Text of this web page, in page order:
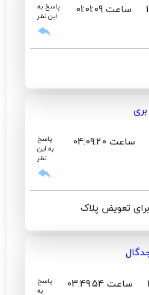
ساعت 01:01:09
پاسخ به
این نظر
ساعت 04:09:20
پاسخ
به این
نظر
تعویض پلاک
ساعت 03:49:54
پاسخ
به